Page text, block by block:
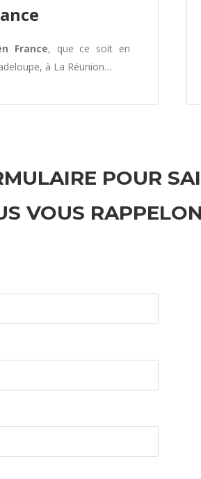
France, que ce soit en
à La Réunion…
POUR
VOUS